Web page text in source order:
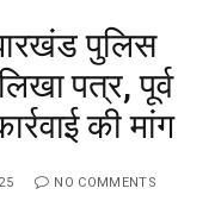
पुलिस
पत्र, पूर्व
की मांग
NO COMMENTS